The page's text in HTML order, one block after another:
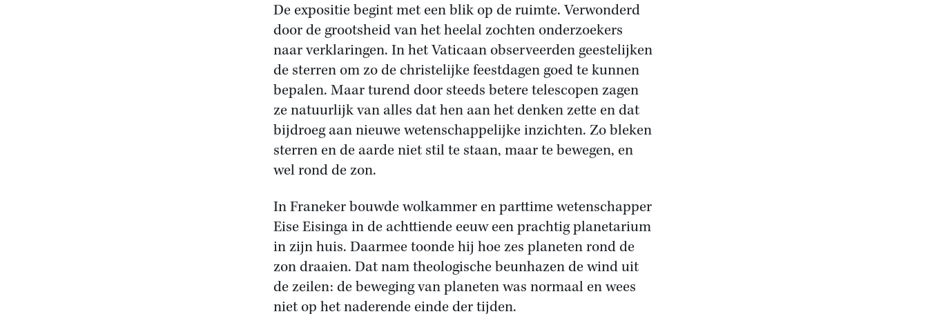
De expositie begint met een blik op de ruimte. Verwonderd
door de grootsheid van het heelal zochten onderzoekers
naar verklaringen. In het Vaticaan observeerden geestelijken
de sterren om zo de christelijke feestdagen goed te kunnen
bepalen. Maar turend door steeds betere telescopen zagen
ze natuurlijk van alles dat hen aan het denken zette en dat
bijdroeg aan nieuwe wetenschappelijke inzichten. Zo bleken
sterren en de aarde niet stil te staan, maar te bewegen, en
wel rond de zon.
In Franeker bouwde wolkammer en parttime wetenschapper
Eise Eisinga in de achttiende eeuw een prachtig planetarium
in zijn huis. Daarmee toonde hij hoe zes planeten rond de
zon draaien. Dat nam theologische beunhazen de wind uit
de zeilen: de beweging van planeten was normaal en wees
niet op het naderende einde der tijden.